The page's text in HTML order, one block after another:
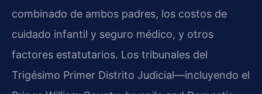
combinado de ambos padres, los costos de
cuidado infantil y seguro médico, y otros
factores estatutarios. Los tribunales del
Trigésimo Primer Distrito Judicial—incluyendo el